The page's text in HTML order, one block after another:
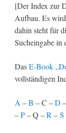
[Der Index zur
Aufbau. Es
dahin steht für
Sucheingabe in
DasE-Book
vollständigen
A –B – C –D –
–P– Q –R –S